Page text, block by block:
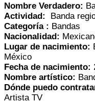
Nombre Verdadero:
Actividad: Banda
Categoría : Bandas
Nacionalidad:
Lugar de nacimiento:
México
Fecha de nacimiento:
Nombre artístico:
Dónde puedo
Artista TV